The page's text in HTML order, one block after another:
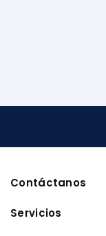
Contáctanos
Servicios